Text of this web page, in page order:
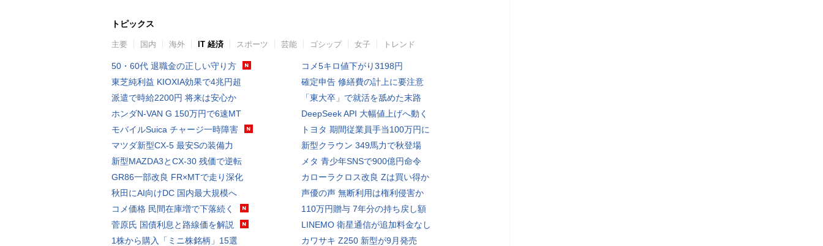
トピックス
主要 国内 海外 IT 経済 スポーツ 芸能 ゴシップ 女子 トレンド
50・60代 退職金の正しい守り方
東芝純利益 KIOXIA効果で4兆円超
派遣で時給2200円 将来は安心か
ホンダN-VAN G 150万円で6速MT
モバイルSuica チャージ一時障害
マツダ新型CX-5 最安Sの装備力
新型MAZDA3とCX-30 残価で逆転
GR86一部改良 FR×MTで走り深化
秋田にAI向けDC 国内最大規模へ
コメ価格 民間在庫増で下落続く
菅原氏 国債利息と路線価を解説
1株から購入「ミニ株銘柄」15選
コメ5キロ値下がり3198円
確定申告 修繕費の計上に要注意
「東大卒」で就活を舐めた末路
DeepSeek API 大幅値上げへ動く
トヨタ 期間従業員手当100万円に
新型クラウン 349馬力で秋登場
メタ 青少年SNSで900億円命令
カローラクロス改良 Zは買い得か
声優の声 無断利用は権利侵害か
110万円贈与 7年分の持ち戻し額
LINEMO 衛星通信が追加料金なし
カワサキ Z250 新型が9月発売